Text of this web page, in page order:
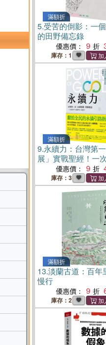
滿額折
5.受苦的倒影：一
的田野備忘錄
優惠價： 9
庫存：1
滿額折
9.永續力：台灣第
展」實戰聖經！一
永續新知＋關鍵字
優惠價： 9
庫存：3
滿額折
13.淡蘭古道：百年
慢行
優惠價： 9
庫存：2